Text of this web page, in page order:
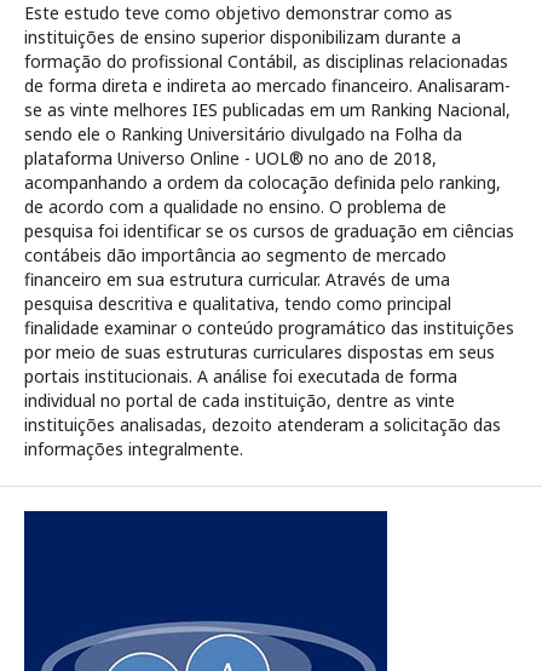
Este estudo teve como objetivo demonstrar como as
instituições de ensino superior disponibilizam durante a
formação do profissional Contábil, as disciplinas relacionadas
de forma direta e indireta ao mercado financeiro. Analisaram-
se as vinte melhores IES publicadas em um Ranking Nacional,
sendo ele o Ranking Universitário divulgado na Folha da
plataforma Universo Online - UOL® no ano de 2018,
acompanhando a ordem da colocação definida pelo ranking,
de acordo com a qualidade no ensino. O problema de
pesquisa foi identificar se os cursos de graduação em ciências
contábeis dão importância ao segmento de mercado
financeiro em sua estrutura curricular. Através de uma
pesquisa descritiva e qualitativa, tendo como principal
finalidade examinar o conteúdo programático das instituições
por meio de suas estruturas curriculares dispostas em seus
portais institucionais. A análise foi executada de forma
individual no portal de cada instituição, dentre as vinte
instituições analisadas, dezoito atenderam a solicitação das
informações integralmente.